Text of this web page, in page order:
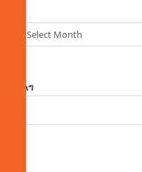
Select Month
ፈልግ